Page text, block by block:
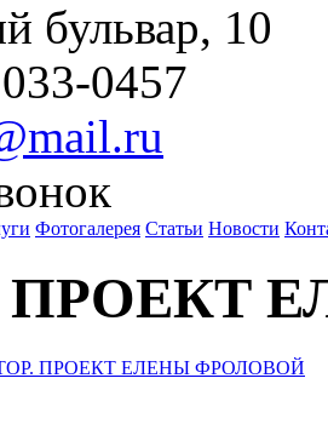
бульвар, 10
0457
Фотогалерея Статьи Новости
ПРОЕКТ
ПРОЕКТ ЕЛЕНЫ ФРОЛОВОЙ